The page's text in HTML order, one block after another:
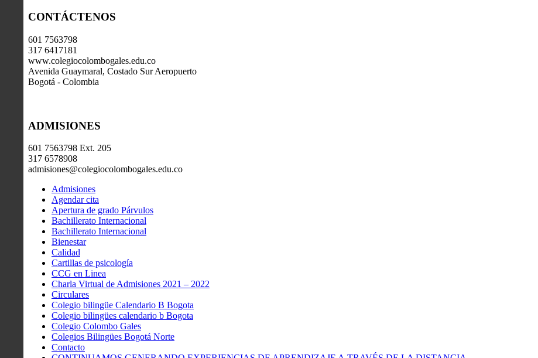
CONTÁCTENOS
601 7563798
317 6417181
www.colegiocolombogales.edu.co
Avenida Guaymaral, Costado Sur Aeropuerto
Bogotá - Colombia
ADMISIONES
601 7563798 Ext. 205
317 6578908
admisiones@colegiocolombogales.edu.co
Admisiones
Agendar cita
Apertura de grado Párvulos
Bachillerato Internacional
Bachillerato Internacional
Bienestar
Calidad
Cartillas de psicología
CCG en Linea
Charla Virtual de Admisiones 2021 – 2022
Circulares
Colegio bilingüe Calendario B Bogota
Colegio bilingües calendario b Bogota
Colegio Colombo Gales
Colegios Bilingües Bogotá Norte
Contacto